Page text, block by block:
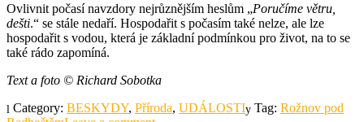
Ovlivnit počasí navzdory nejrůznějším heslům „Poručíme větru,
dešti.“ se stále nedaří. Hospodařit s počasím také nelze, ale lze
hospodařit s vodou, která je základní podmínkou pro život, na to se
také rádo zapomíná.
Text a foto © Richard Sobotka
Category: BESKYDY, Příroda, UDÁLOSTI Tag: Rožnov pod